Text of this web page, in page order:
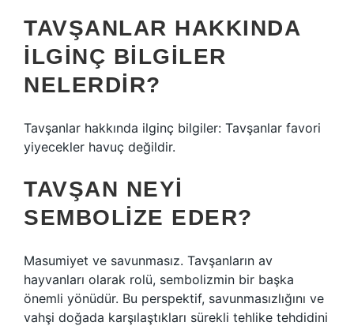
TAVŞANLAR HAKKINDA
ILGINÇ BILGILER
NELERDIR?
Tavşanlar hakkında ilginç bilgiler: Tavşanlar favori
yiyecekler havuç değildir.
TAVŞAN NEYI
SEMBOLIZE EDER?
Masumiyet ve savunmasız. Tavşanların av
hayvanları olarak rolü, sembolizmin bir başka
önemli yönüdür. Bu perspektif, savunmasızlığını ve
vahşi doğada karşılaştıkları sürekli tehlike tehdidini